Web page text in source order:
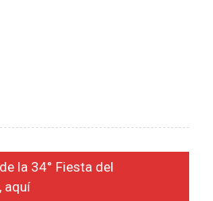
la 34° Fiesta del
aquí